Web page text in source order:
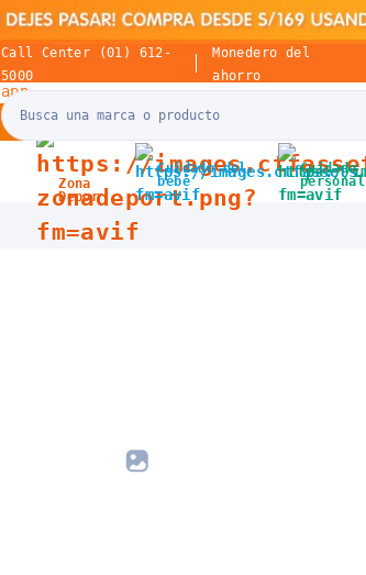
Call Center (01) 612-
5000
Monedero del
ahorro
Zona
Depor
Cuidado del
bebé
Cuidado
personal